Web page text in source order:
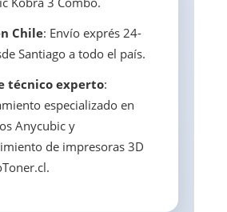
Chile: Envío exprés 24-
Santiago a todo el país.
técnico experto:
especializado en
Anycubic y
de impresoras 3D